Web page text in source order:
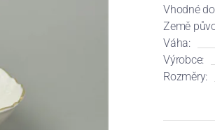
Vhodné
Země
Váha:
Výrobce:
Rozměry: